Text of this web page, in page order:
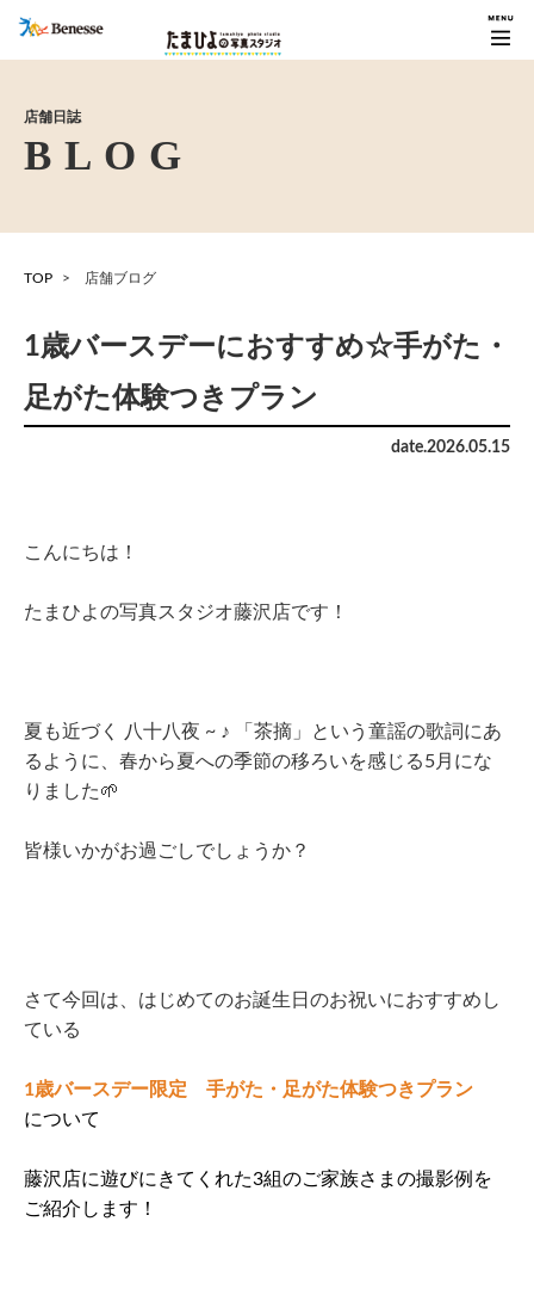
店舗日誌
TOP 店舗ブログ
1歳バースデーにおすすめ☆手がた・
足がた体験つきプラン
date.2026.05.15
こんにちは！
たまひよの写真スタジオ藤沢店です！
夏も近づく 八十八夜 ~ ♪ 「茶摘」という童謡の歌詞にあ
るように、春から夏への季節の移ろいを感じる5月にな
りました🌱
皆様いかがお過ごしでしょうか？
さて今回は、はじめてのお誕生日のお祝いにおすすめし
ている
1歳バースデー限定 手がた・足がた体験つきプラン
について
藤沢店に遊びにきてくれた3組のご家族さまの撮影例を
ご紹介します！